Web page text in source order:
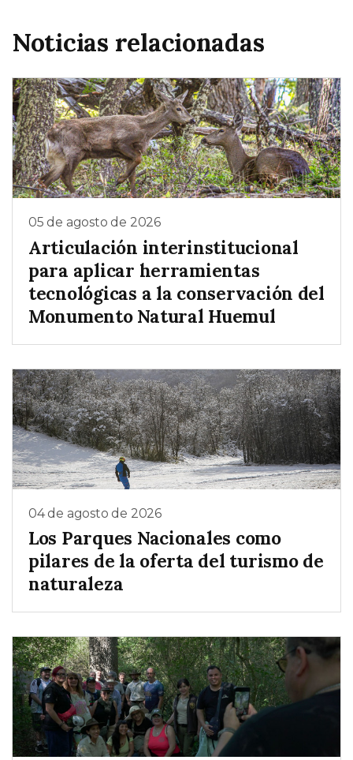
Noticias relacionadas
05 de agosto de 2026
Articulación interinstitucional
para aplicar herramientas
tecnológicas a la conservación del
Monumento Natural Huemul
04 de agosto de 2026
Los Parques Nacionales como
pilares de la oferta del turismo de
naturaleza